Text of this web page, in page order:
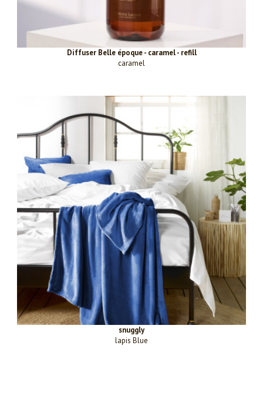
Diffuser Belle époque - caramel - refill
caramel
snuggly
lapis Blue